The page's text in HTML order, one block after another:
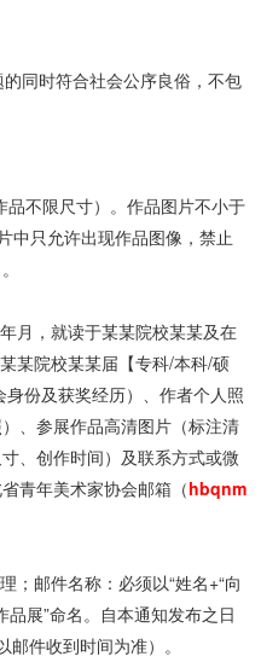
同时符合社会公序良俗，不包
不限尺寸）。作品图片不小于
中只允许出现作品图像，禁止
月，就读于某某院校某某及在
某院校某某届【专科/本科/硕
份及获奖经历）、作者个人照
、参展作品高清图片（标注清
、创作时间）及联系方式或微
青年美术家协会邮箱（hbqnm
；邮件名称：必须以“姓名+“向
展”命名。自本通知发布之日
件收到时间为准）。